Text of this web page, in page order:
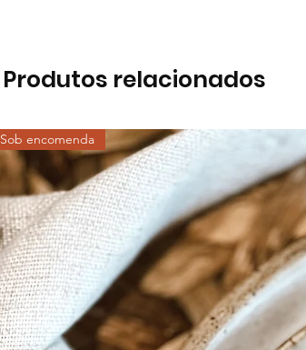
Produtos relacionados
Sob encomenda